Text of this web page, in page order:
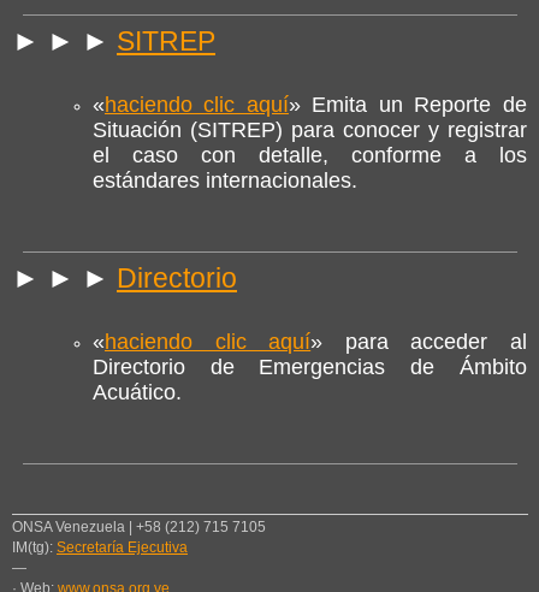
► ► ► SITREP
«haciendo clic aquí» Emita un Reporte de
Situación (SITREP) para conocer y registrar
el caso con detalle, conforme a los
estándares internacionales.
► ► ► Directorio
«haciendo clic aquí» para acceder al
Directorio de Emergencias de Ámbito
Acuático.
ONSA Venezuela | +58 (212) 715 7105
IM(tg): Secretaría Ejecutiva
—